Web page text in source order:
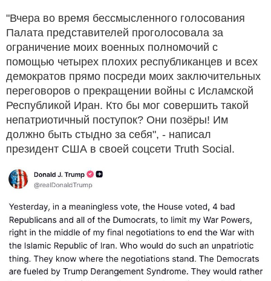
"Вчера во время бессмысленного голосования
Палата представителей проголосовала за
ограничение моих военных полномочий с
помощью четырех плохих республиканцев и всех
демократов прямо посреди моих заключительных
переговоров о прекращении войны с Исламской
Республикой Иран. Кто бы мог совершить такой
непатриотичный поступок? Они позёры! Им
должно быть стыдно за себя", - написал
президент США в своей соцсети Truth Social.